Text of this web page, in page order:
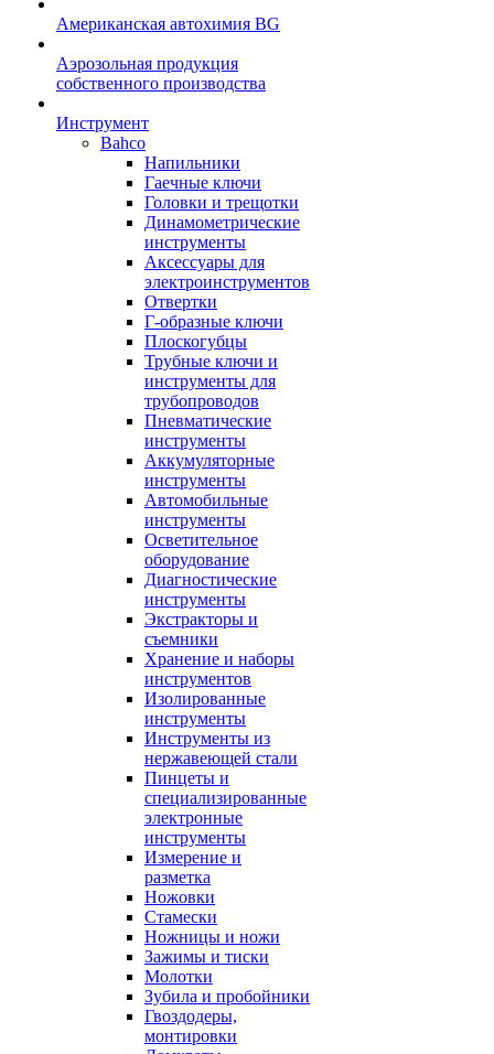
Американская автохимия BG
Аэрозольная продукция
собственного производства
Инструмент
Bahco
Напильники
Гаечные ключи
Головки и трещотки
Динамометрические
инструменты
Аксессуары для
электроинструментов
Отвертки
Г-образные ключи
Плоскогубцы
Трубные ключи и
инструменты для
трубопроводов
Пневматические
инструменты
Аккумуляторные
инструменты
Автомобильные
инструменты
Осветительное
оборудование
Диагностические
инструменты
Экстракторы и
съемники
Хранение и наборы
инструментов
Изолированные
инструменты
Инструменты из
нержавеющей стали
Пинцеты и
специализированные
электронные
инструменты
Измерение и
разметка
Ножовки
Стамески
Ножницы и ножи
Зажимы и тиски
Молотки
Зубила и пробойники
Гвоздодеры,
монтировки